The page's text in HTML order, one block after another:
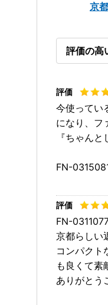
京
評価の高
今使ってい
になり、フ
『ちゃん
FN-
FN-
京都らしい
コンパクト
も良くて素
ありがとう